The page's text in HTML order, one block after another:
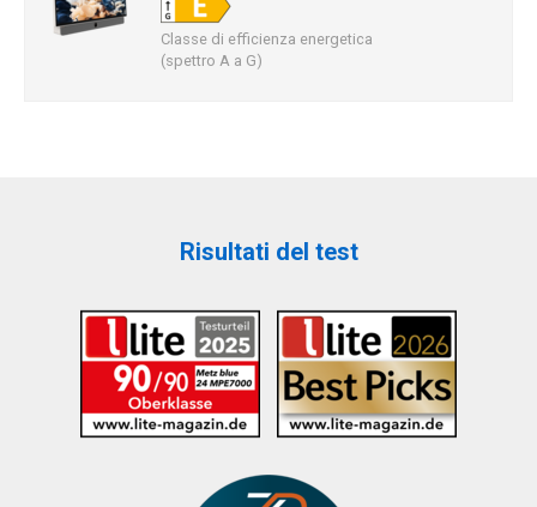
Classe di efficienza energetica
(spettro A a G)
Risultati del test